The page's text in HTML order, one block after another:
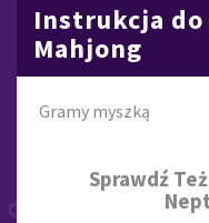
Instrukcja
Mahjong
Gramy myszką
Sprawdź